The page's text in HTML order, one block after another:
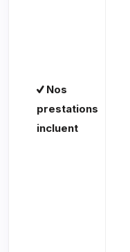
Nos
prestations
incluent